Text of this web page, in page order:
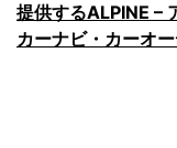
提供するALPINE –
カーナビ・カーオ